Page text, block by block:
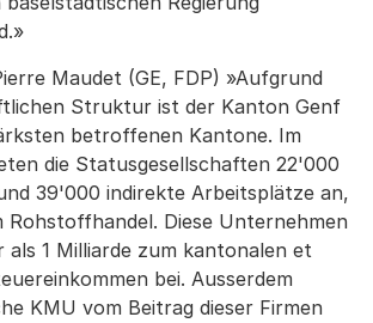
Maudet (GE, FDP) »Aufgrund
Struktur ist der Kanton Genf
betroffenen Kantone. Im
die Statusgesellschaften 22'000
39'000 indirekte Arbeitsplätze an,
Rohstoffhandel. Diese Unternehmen
1 Milliarde zum kantonalen et
bei. Ausserdem
KMU vom Beitrag dieser Firmen